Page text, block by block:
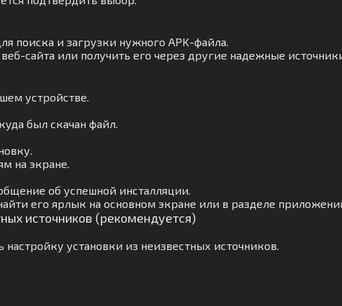
поиска и загрузки нужного APK-файла.
сайта или получить его через другие надежные
устройстве.
был скачан файл.
на экране.
об успешной инсталляции.
его ярлык на основном экране или в разделе
источников (рекомендуется)
установки из неизвестных источников.